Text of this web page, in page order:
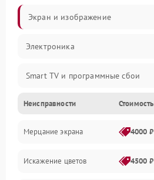
Экран и изображение
Электроника
Smart TV и программные сбои
Питание и запуск
Подсветка и LED-модули
Звук и аудиосистема
Неисправности Стоимость
Мерцание экрана 4000 ₽
Искажение цветов 4500 ₽